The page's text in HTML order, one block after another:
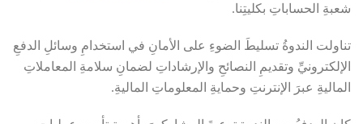
شعبةِ الحساباتِ بكليتِنا.
تناولت الندوةُ تسليطَ الضوءِ على الأمانِ في استخدامِ وسائلِ الدفعِ
الإلكترونيِّ وتقديمِ النصائحِ والإرشاداتِ لضمانِ سلامةِ المعاملاتِ
الماليةِ عبرَ الإنترنتِ وحمايةِ المعلوماتِ الماليةِ.